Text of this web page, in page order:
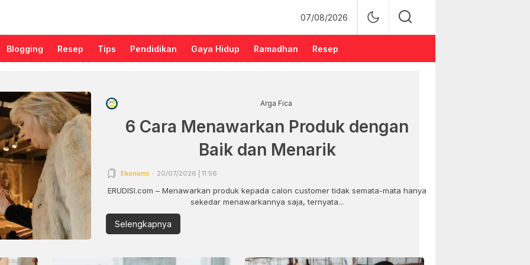
07/08/2026
Blogging Resep Tips Pendidikan Gaya Hidup Ramadhan Resep
Arga Fica
6 Cara Menawarkan Produk dengan
Baik dan Menarik
Ekonomi 20/07/2026 | 11:56
ERUDISI.com – Menawarkan produk kepada calon customer tidak semata-mata hanya
sekedar menawarkannya saja, ternyata...
Selengkapnya